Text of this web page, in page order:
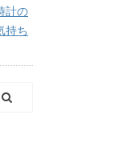
計の
持ち